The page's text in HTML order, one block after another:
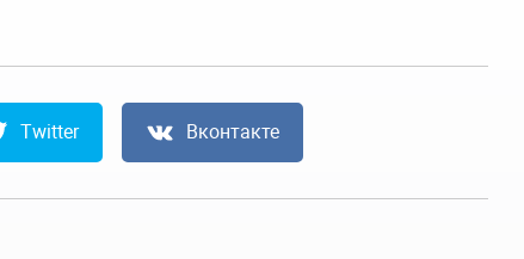
Twitter Вконтакте